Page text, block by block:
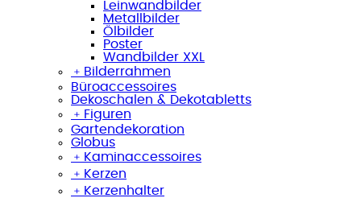
Leinwandbilder
Metallbilder
Ölbilder
Poster
Wandbilder XXL
﹢ Bilderrahmen
Büroaccessoires
Dekoschalen & Dekotabletts
﹢ Figuren
Gartendekoration
Globus
﹢ Kaminaccessoires
﹢ Kerzen
﹢ Kerzenhalter